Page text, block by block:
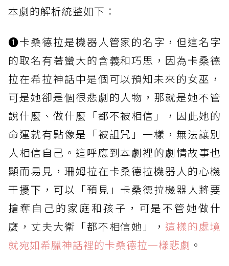
本劇的解析統整如下：
➊卡桑德拉是機器人管家的名字，但這名字
的取名有著蠻大的含義和巧思，因為卡桑德
拉在希拉神話中是個可以預知未來的女巫，
可是她卻是個很悲劇的人物，那就是她不管
說什麼、做什麼「都不被相信」，因此她的
命運就有點像是「被詛咒」一樣，無法讓別
人相信自己。這呼應到本劇裡的劇情故事也
顯而易見，珊姆拉在卡桑德拉機器人的心機
干擾下，可以「預見」卡桑德拉機器人將要
搶奪自己的家庭和孩子，可是不管她做什
麼，丈夫大衛「都不相信她」， 這樣的處境
就宛如希臘神話裡的卡桑德拉一樣悲劇 。